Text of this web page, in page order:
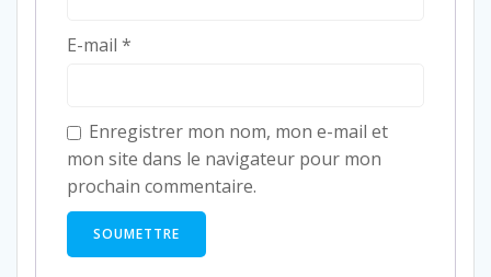
E-mail *
Enregistrer mon nom, mon e-mail et
mon site dans le navigateur pour mon
prochain commentaire.